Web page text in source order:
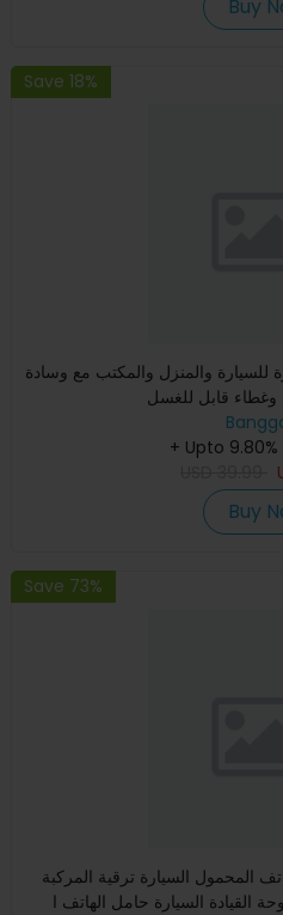
Buy
Save 18%
للسيارة والمنزل والمكتب مع وسادة
قابل للغسل
+ Upto
Buy
Save 73%
المحمول السيارة ترقية المركبة
القيادة السيارة حامل الهاتف ا